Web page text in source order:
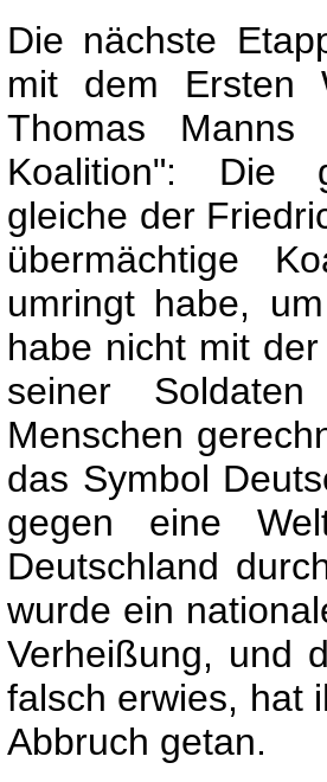
Die nächste
mit dem Ersten
Thomas
Koalition": Die
gleiche der
übermächtige
umringt habe,
habe nicht mit
seiner
Menschen
das Symbol
gegen eine
Deutschland
wurde ein
Verheißung, und
falsch erwies, hat
Abbruch getan.